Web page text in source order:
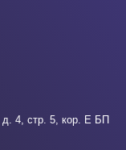
4, стр. 5, кор. Е БП